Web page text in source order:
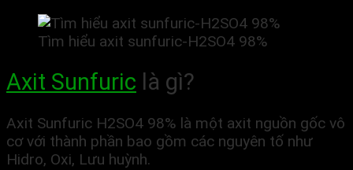
Tìm hiểu axit sunfuric-H2SO4 98%
Axit Sunfuric là gì?
Axit Sunfuric H2SO4 98% là một axit nguồn gốc vô
cơ với thành phần bao gồm các nguyên tố như
Hidro, Oxi, Lưu huỳnh.